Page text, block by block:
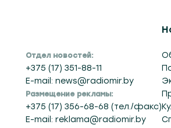
Отдел новостей:
+375 (17) 351-88-11
E-mail: news@radiomir.by
Размещение рекламы:
+375 (17) 356-68-68 (тел./факс)
E-mail: reklama@radiomir.by